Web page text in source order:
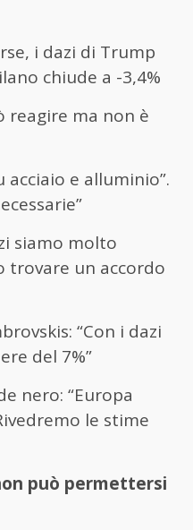
i dazi di Trump
chiude a -3,4%
reagire ma non è
acciaio e alluminio”.
siamo molto
trovare un accordo
“Con i dazi
del 7%”
nero: “Europa
le stime
può permettersi